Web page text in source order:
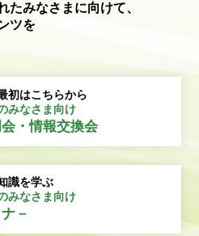
たみなさまに向けて、
ツを
初はこちらから
みなさま向け
・情報交換会
識を学ぶ
みなさま向け
－